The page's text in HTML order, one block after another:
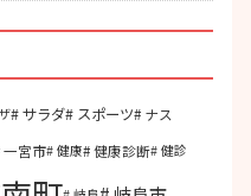
サラダ スポーツ ナス
一宮市 健康 健康診断 健診